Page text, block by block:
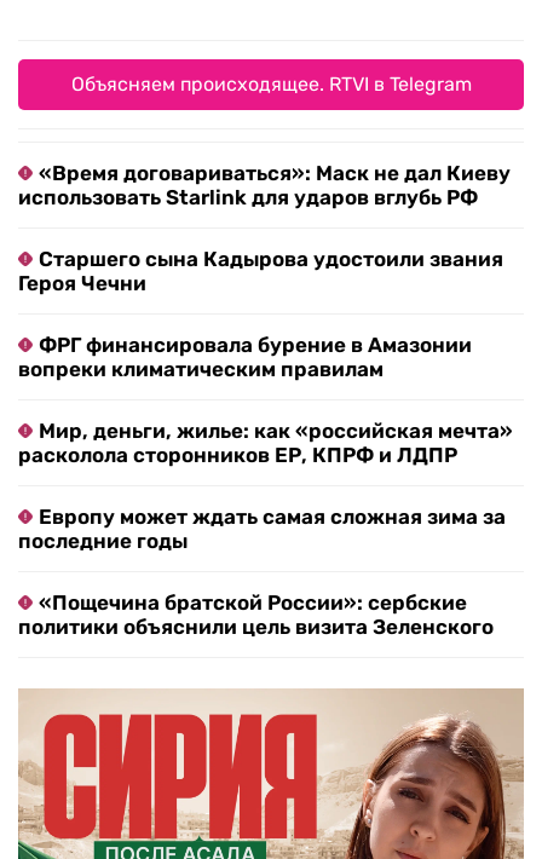
Объясняем происходящее. RTVI в Telegram
«Время договариваться»: Маск не дал Киеву
использовать Starlink для ударов вглубь РФ
Старшего сына Кадырова удостоили звания
Героя Чечни
ФРГ финансировала бурение в Амазонии
вопреки климатическим правилам
Мир, деньги, жилье: как «российская мечта»
расколола сторонников ЕР, КПРФ и ЛДПР
Европу может ждать самая сложная зима за
последние годы
«Пощечина братской России»: сербские
политики объяснили цель визита Зеленского